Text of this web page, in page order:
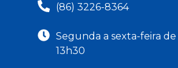
(86) 3226-8364
Segunda a sexta-feira
13h30